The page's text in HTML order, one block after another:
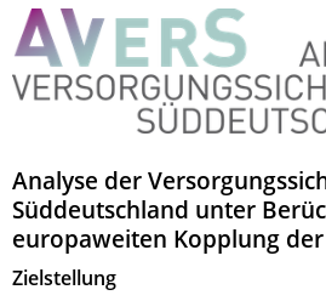
Analyse der
Süddeutschland unter
europaweiten Kopplung
Zielstellung